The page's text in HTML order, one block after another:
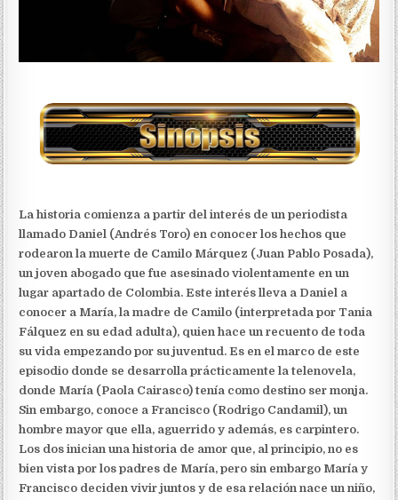
La historia comienza a partir del interés de un periodista
llamado Daniel (Andrés Toro) en conocer los hechos que
rodearon la muerte de Camilo Márquez (Juan Pablo Posada),
un joven abogado que fue asesinado violentamente en un
lugar apartado de Colombia. Este interés lleva a Daniel a
conocer a María, la madre de Camilo (interpretada por Tania
Fálquez en su edad adulta), quien hace un recuento de toda
su vida empezando por su juventud. Es en el marco de este
episodio donde se desarrolla prácticamente la telenovela,
donde María (Paola Cairasco) tenía como destino ser monja.
Sin embargo, conoce a Francisco (Rodrigo Candamil), un
hombre mayor que ella, aguerrido y además, es carpintero.
Los dos inician una historia de amor que, al principio, no es
bien vista por los padres de María, pero sin embargo María y
Francisco deciden vivir juntos y de esa relación nace un niño,